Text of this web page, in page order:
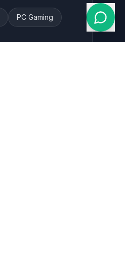
PC Gaming